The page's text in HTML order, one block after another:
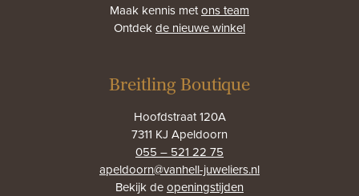
Maak kennis metons team
Ontdekde nieuwe winkel
Breitling Boutique
Hoofdstraat 120A
7311 KJ Apeldoorn
055 – 521 22 75
apeldoorn@vanhell-juweliers.nl
Bekijk deopeningstijden